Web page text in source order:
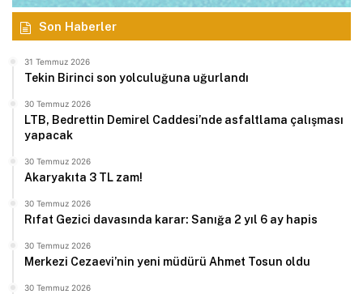
Son Haberler
31 Temmuz 2026
Tekin Birinci son yolculuğuna uğurlandı
30 Temmuz 2026
LTB, Bedrettin Demirel Caddesi’nde asfaltlama çalışması
yapacak
30 Temmuz 2026
Akaryakıta 3 TL zam!
30 Temmuz 2026
Rıfat Gezici davasında karar: Sanığa 2 yıl 6 ay hapis
30 Temmuz 2026
Merkezi Cezaevi’nin yeni müdürü Ahmet Tosun oldu
30 Temmuz 2026